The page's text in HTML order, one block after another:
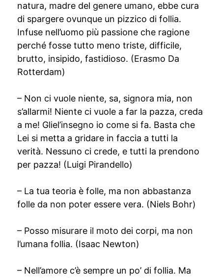
natura, madre del genere umano, ebbe cura
di spargere ovunque un pizzico di follia.
Infuse nell’uomo più passione che ragione
perché fosse tutto meno triste, difficile,
brutto, insipido, fastidioso. (Erasmo Da
Rotterdam)
– Non ci vuole niente, sa, signora mia, non
s’allarmi! Niente ci vuole a far la pazza, creda
a me! Gliel’insegno io come si fa. Basta che
Lei si metta a gridare in faccia a tutti la
verità. Nessuno ci crede, e tutti la prendono
per pazza! (Luigi Pirandello)
– La tua teoria è folle, ma non abbastanza
folle da non poter essere vera. (Niels Bohr)
– Posso misurare il moto dei corpi, ma non
l’umana follia. (Isaac Newton)
– Nell’amore c’è sempre un po’ di follia. Ma